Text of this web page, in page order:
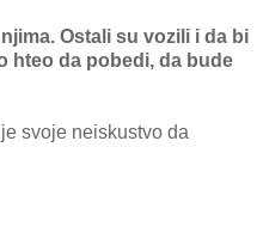
Ostali su vozili i da bi
hteo da pobedi, da bude
svoje neiskustvo da